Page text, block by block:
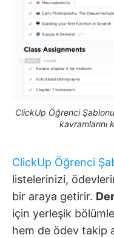
ClickUp Öğrenci
kavramlarını
ClickUp Öğrenci
listelerinizi,
bir araya getirir.
için yerleşik
hem de ödev takip